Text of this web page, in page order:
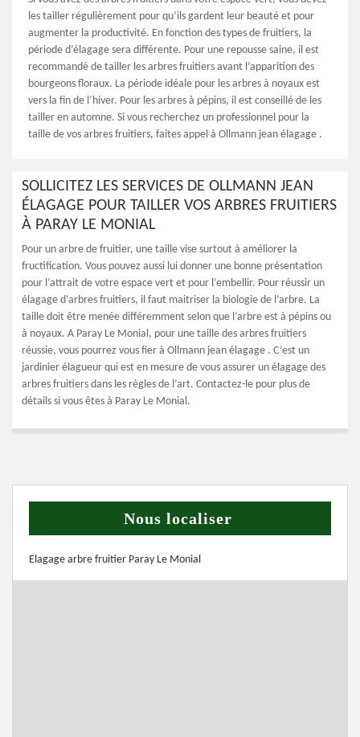
les tailler régulièrement pour qu’ils gardent leur beauté et pour
augmenter la productivité. En fonction des types de fruitiers, la
période d’élagage sera différente. Pour une repousse saine, il est
recommandé de tailler les arbres fruitiers avant l’apparition des
bourgeons floraux. La période idéale pour les arbres à noyaux est
vers la fin de l’hiver. Pour les arbres à pépins, il est conseillé de les
tailler en automne. Si vous recherchez un professionnel pour la
taille de vos arbres fruitiers, faites appel à Ollmann jean élagage .
SOLLICITEZ LES SERVICES DE OLLMANN JEAN
ÉLAGAGE POUR TAILLER VOS ARBRES FRUITIERS
À PARAY LE MONIAL
Pour un arbre de fruitier, une taille vise surtout à améliorer la
fructification. Vous pouvez aussi lui donner une bonne présentation
pour l’attrait de votre espace vert et pour l’embellir. Pour réussir un
élagage d’arbres fruitiers, il faut maitriser la biologie de l’arbre. La
taille doit être menée différemment selon que l’arbre est à pépins ou
à noyaux. A Paray Le Monial, pour une taille des arbres fruitiers
réussie, vous pourrez vous fier à Ollmann jean élagage . C’est un
jardinier élagueur qui est en mesure de vous assurer un élagage des
arbres fruitiers dans les règles de l’art. Contactez-le pour plus de
détails si vous êtes à Paray Le Monial.
Nous localiser
Elagage arbre fruitier Paray Le Monial